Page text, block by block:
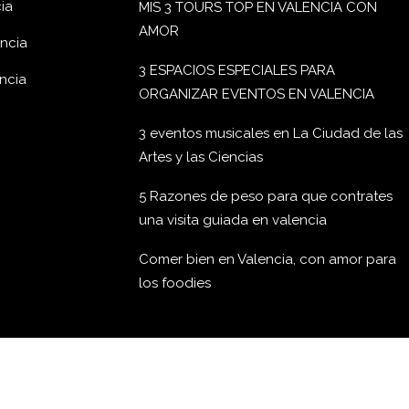
MIS 3 TOURS TOP EN VALENCIA CON
AMOR
3 ESPACIOS ESPECIALES PARA
ORGANIZAR EVENTOS EN VALENCIA
3 eventos musicales en La Ciudad de las
Artes y las Ciencias
5 Razones de peso para que contrates
una visita guiada en valencia
Comer bien en Valencia, con amor para
los foodies